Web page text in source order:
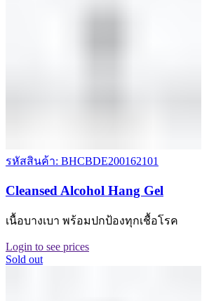
รหัสสินค้า: BHCBDE200162101
Cleansed Alcohol Hang Gel
เนื้อบางเบา พร้อมปกป้องทุกเชื้อโรค
Login to see prices
Sold out